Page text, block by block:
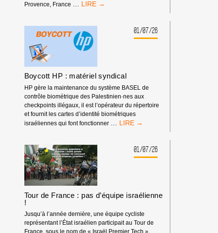
Provence, France
RASSEMBLEMENT
RENCONTRES
ÉCONOMIQUES
D’AIX-
01/07/26
Boycott HP : matériel syndical
HP gère la maintenance du système BASEL de
contrôle biométrique des Palestinien·nes aux
checkpoints illégaux, il est l’opérateur du répertoire
et fournit les cartes d’identité biométriques
israéliennes qui font fonctionner
BOYCOTT
MATÉRIEL
SYNDICAL
01/07/26
Tour de France : pas d’équipe israélienne
!
Jusqu’à l’année dernière, une équipe cycliste
représentant l’État israélien participait au Tour de
France, sous le nom de « Israël Premier Tech ».